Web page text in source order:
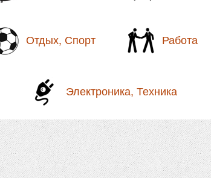
Отдых, Спорт Работа
Электроника, Техника